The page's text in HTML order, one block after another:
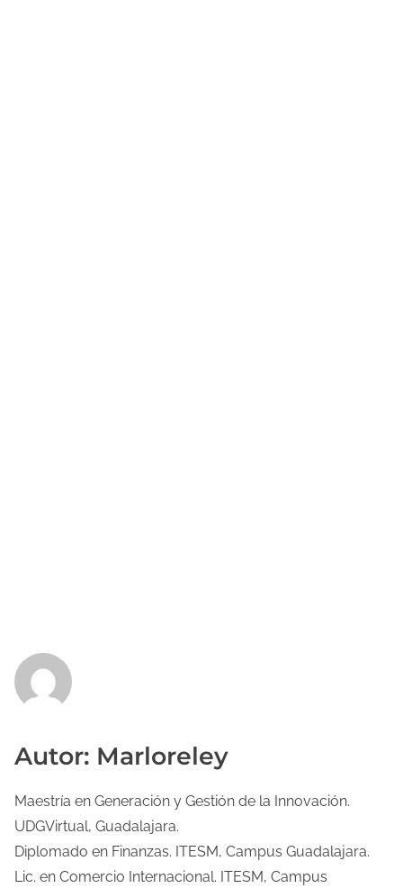
Autor: Marloreley
Maestría en Generación y Gestión de la Innovación.
UDGVirtual, Guadalajara.
Diplomado en Finanzas. ITESM, Campus Guadalajara.
Lic. en Comercio Internacional. ITESM, Campus